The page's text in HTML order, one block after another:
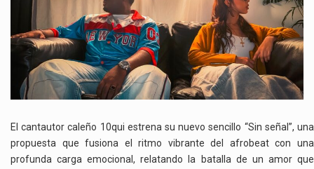
HISTORIA
DE
AMOR
QUE
LUCHA
POR
APAGARSE
El cantautor caleño 10qui estrena su nuevo sencillo “Sin señal”, una
propuesta que fusiona el ritmo vibrante del afrobeat con una
profunda carga emocional, relatando la batalla de un amor que